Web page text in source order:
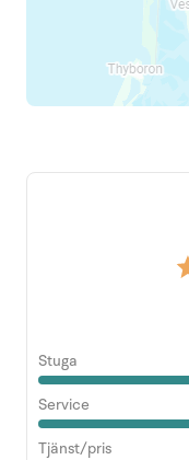
Stuga
Service
Tjänst/pris